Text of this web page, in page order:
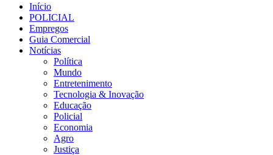
Início
POLICIAL
Empregos
Guia Comercial
Notícias
Política
Mundo
Entretenimento
Tecnologia & Inovação
Educação
Policial
Economia
Agro
Justiça